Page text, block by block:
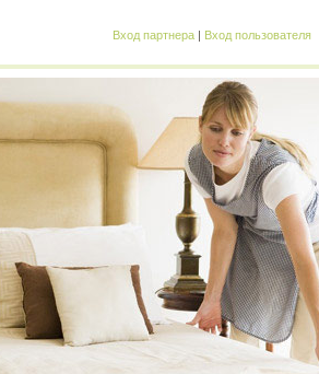
Вход партнера | Вход пользователя